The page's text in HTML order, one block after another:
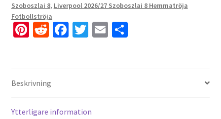
Szoboszlai 8, Liverpool 2026/27 Szoboszlai 8 Hemmatröja
Fotbollströja
Pi
es
t
R
di
t
Fa
k
T E D
Beskrivning
Ytterligare information